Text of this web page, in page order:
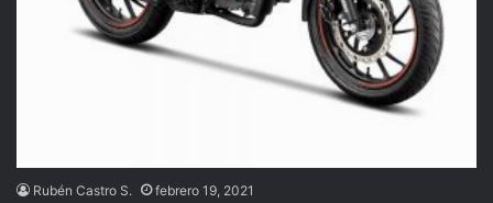
Rubén Castro S. febrero 19, 2021